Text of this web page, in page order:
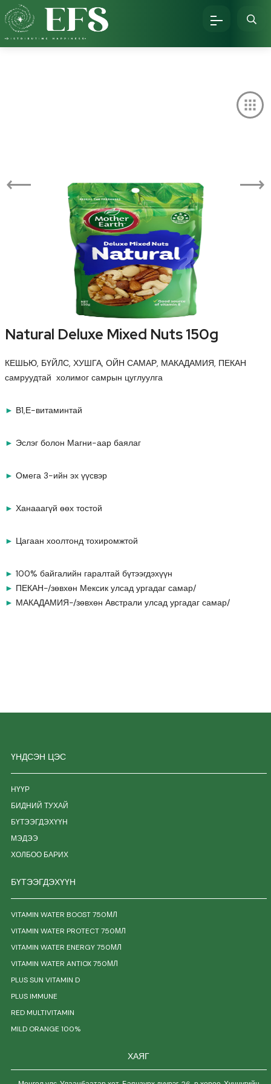
Natural Deluxe Mixed Nuts 150g
КЕШЬЮ, БҮЙЛС, ХУШГА, ОЙН САМАР, МАКАДАМИЯ, ПЕКАН
самруудтай холимог самрын цуглуулга
► В1,Е-витаминтай
► Эслэг болон Магни-аар баялаг
► Омега 3-ийн эх үүсвэр
► Ханааагүй өөх тостой
► Цагаан хоолтонд тохиромжтой
► 100% байгалийн гаралтай бүтээгдэхүүн
► ПЕКАН-/зөвхөн Мексик улсад ургадаг самар/
► МАКАДАМИЯ-/зөвхөн Австрали улсад ургадаг самар/
ҮНДСЭН ЦЭС
НҮҮР
БИДНИЙ ТУХАЙ
БҮТЭЭГДЭХҮҮН
МЭДЭЭ
ХОЛБОО БАРИХ
БҮТЭЭГДЭХҮҮН
VITAMIN WATER BOOST 750МЛ
VITAMIN WATER PROTECT 750МЛ
VITAMIN WATER ENERGY 750МЛ
VITAMIN WATER ANTIOX 750МЛ
PLUS SUN VITAMIN D
PLUS IMMUNE
RED MULTIVITAMIN
MILD ORANGE 100%
ХАЯГ